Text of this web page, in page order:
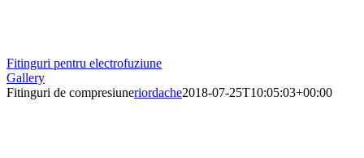
Fitinguri pentru electrofuziune
Gallery
Fitinguri de compresiuneriordache2018-07-25T10:05:03+00:00